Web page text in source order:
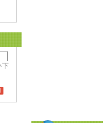
下